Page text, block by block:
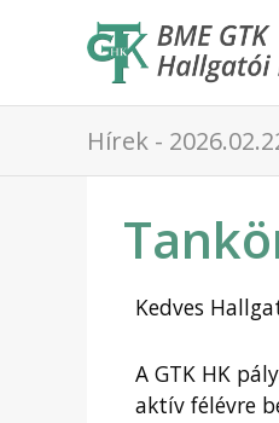
Hírek -
Kedves
A GTK HK
aktív félévre